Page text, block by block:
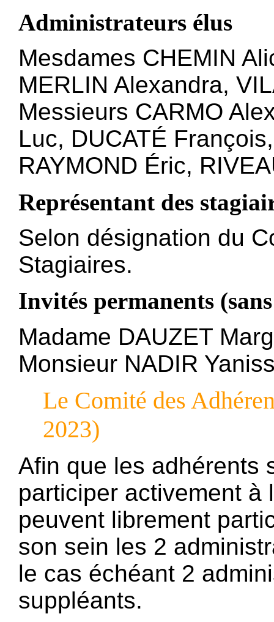
Administrateurs élus
Mesdames CHEMIN
MERLIN Alexandra,
Messieurs CARMO
Luc, DUCATÉ
RAYMOND Éric,
Représentant des
Selon désignation du
Stagiaires.
Invités permanents
Madame DAUZET
Monsieur NADIR
Le Comité des
2023)
Afin que les adhérents
participer activement à
peuvent librement
son sein les 2
le cas échéant 2
suppléants.